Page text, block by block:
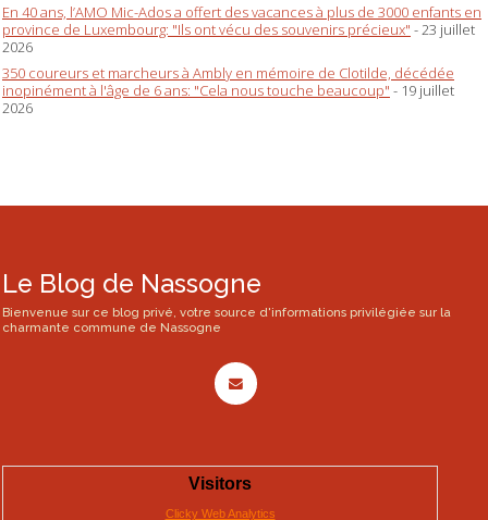
En 40 ans, l’AMO Mic-Ados a offert des vacances à plus de 3000 enfants en
province de Luxembourg: "Ils ont vécu des souvenirs précieux" - 23 juillet
2026
350 coureurs et marcheurs à Ambly en mémoire de Clotilde, décédée
inopinément à l'âge de 6 ans: "Cela nous touche beaucoup" - 19 juillet
2026
Le Blog de Nassogne
Bienvenue sur ce blog privé, votre source d'informations privilégiée sur la
charmante commune de Nassogne